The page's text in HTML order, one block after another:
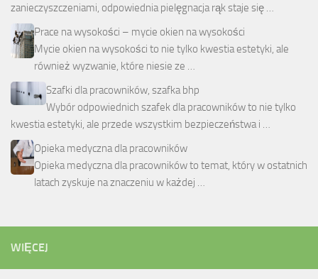
zanieczyszczeniami, odpowiednia pielęgnacja rąk staje się …
Prace na wysokości – mycie okien na wysokości
Mycie okien na wysokości to nie tylko kwestia estetyki, ale
również wyzwanie, które niesie ze …
Szafki dla pracowników, szafka bhp
Wybór odpowiednich szafek dla pracowników to nie tylko
kwestia estetyki, ale przede wszystkim bezpieczeństwa i …
Opieka medyczna dla pracowników
Opieka medyczna dla pracowników to temat, który w ostatnich
latach zyskuje na znaczeniu w każdej …
WIĘCEJ